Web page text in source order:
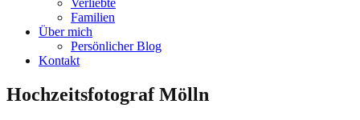
Verliebte
Familien
Über mich
Persönlicher Blog
Kontakt
Hochzeitsfotograf Mölln